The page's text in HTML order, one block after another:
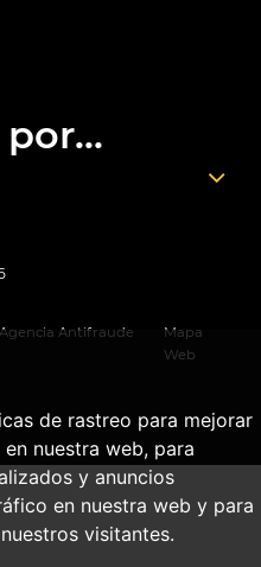
de rastreo para mejorar
nuestra web, para
y anuncios
en nuestra web y para
visitantes.
Agencia Antifraude
Mapa
Web